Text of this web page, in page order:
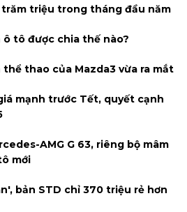
triệu trong tháng đầu năm
tô được chia thế nào?
thao của Mazda3 vừa ra mắt
mạnh trước Tết, quyết cạnh
AMG G 63, riêng bộ mâm
mới
bản STD chỉ 370 triệu rẻ hơn